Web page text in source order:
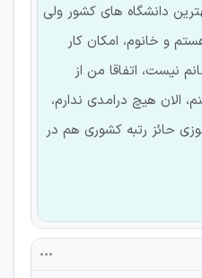
دانشگاه های کشور ولی
و خانوم، امکان کار
نیست، اتفاقا من از
الان هیچ درامدی ندارم،
حائز رتبه کشوری هم در